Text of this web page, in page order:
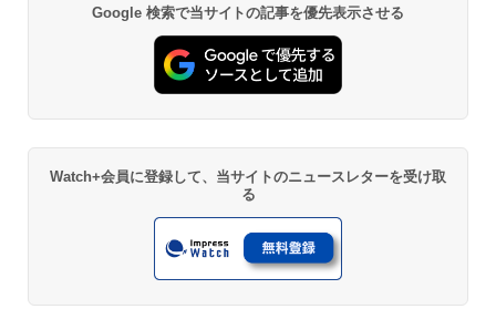
Google 検索で当サイトの記事を優先表示させる
Watch+会員に登録して、当サイトのニュースレターを受け取
る